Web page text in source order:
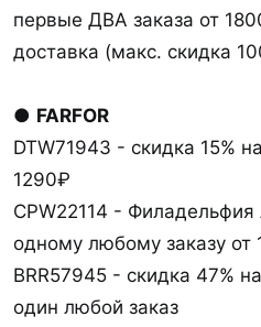
первые ДВА заказа от
доставка (макс. скидка
● FARFOR
DTW71943 - скидка 15%
1290₽
CPW22114 - Филадельфия
одному любому заказу от
BRR57945 - скидка 47%
один любой заказ